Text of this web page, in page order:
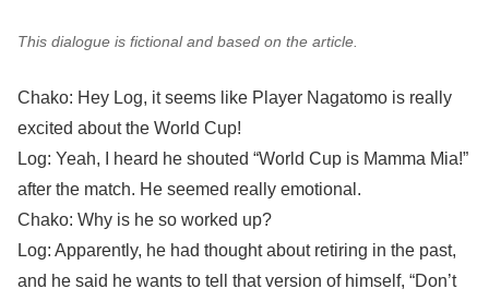
This dialogue is fictional and based on the article.
Chako: Hey Log, it seems like Player Nagatomo is really
excited about the World Cup!
Log: Yeah, I heard he shouted “World Cup is Mamma Mia!”
after the match. He seemed really emotional.
Chako: Why is he so worked up?
Log: Apparently, he had thought about retiring in the past,
and he said he wants to tell that version of himself, “Don’t